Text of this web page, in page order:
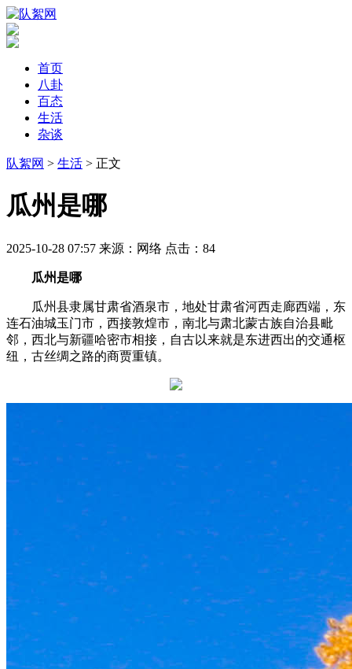
首页
八卦
百态
生活
杂谈
队絮网 > 生活 > 正文
​瓜州是哪
2025-10-28 07:57 来源：网络 点击： 84
瓜州是哪
瓜州县隶属甘肃省酒泉市，地处甘肃省河西走廊西端，东
连石油城玉门市，西接敦煌市，南北与肃北蒙古族自治县毗
邻，西北与新疆哈密市相接，自古以来就是东进西出的交通枢
纽，古丝绸之路的商贾重镇。